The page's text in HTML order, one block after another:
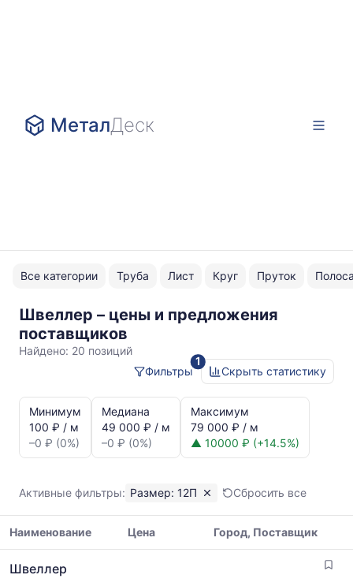
МеталДеск
Все категории Труба Лист Круг Пруток
Швеллер – цены и предложения
поставщиков
Найдено: 20 позиций
1
Фильтры
Скрыть статистику
динамика
цен:
Швеллер
Показаны
минимальная,
медианная
и
максимальная
цена
Минимум
100 ₽ / м
–0 ₽ (0%)
Медиана
49 000 ₽ / м
–0 ₽ (0%)
Максимум
79 000 ₽ / м
▲ 10000 ₽ (+14.5%)
Активные фильтры: Размер: 12П Сбросить все
цен
Наименование Цена Город, Поставщик
Швеллер